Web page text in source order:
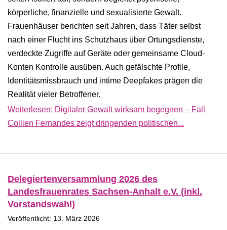
körperliche, finanzielle und sexualisierte Gewalt.
Frauenhäuser berichten seit Jahren, dass Täter selbst
nach einer Flucht ins Schutzhaus über Ortungsdienste,
verdeckte Zugriffe auf Geräte oder gemeinsame Cloud-
Konten Kontrolle ausüben. Auch gefälschte Profile,
Identitätsmissbrauch und intime Deepfakes prägen die
Realität vieler Betroffener.
Weiterlesen: Digitaler Gewalt wirksam begegnen – Fall
Collien Fernandes zeigt dringenden politischen...
Delegiertenversammlung 2026 des
Landesfrauenrates Sachsen-Anhalt e.V. (inkl.
Vorstandswahl)
Veröffentlicht: 13. März 2026